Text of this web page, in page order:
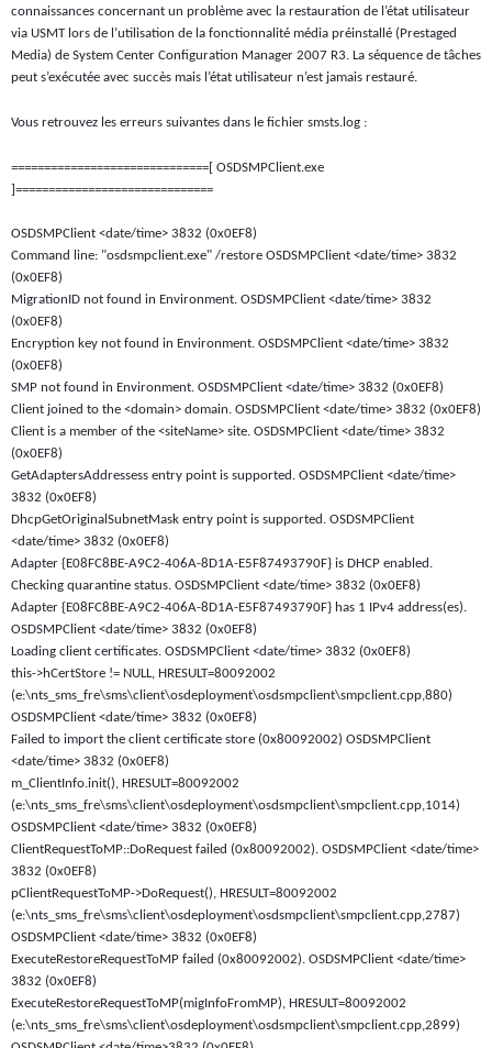
connaissances concernant un problème avec la restauration de l’état utilisateur
via USMT lors de l’utilisation de la fonctionnalité média préinstallé (Prestaged
Media) de System Center Configuration Manager 2007 R3. La séquence de tâches
peut s’exécutée avec succès mais l’état utilisateur n’est jamais restauré.
Vous retrouvez les erreurs suivantes dans le fichier smsts.log :
==============================[ OSDSMPClient.exe
]==============================
OSDSMPClient <date/time> 3832 (0x0EF8)
Command line: "osdsmpclient.exe" /restore OSDSMPClient <date/time> 3832
(0x0EF8)
MigrationID not found in Environment. OSDSMPClient <date/time> 3832
(0x0EF8)
Encryption key not found in Environment. OSDSMPClient <date/time> 3832
(0x0EF8)
SMP not found in Environment. OSDSMPClient <date/time> 3832 (0x0EF8)
Client joined to the <domain> domain. OSDSMPClient <date/time> 3832 (0x0EF8)
Client is a member of the <siteName> site. OSDSMPClient <date/time> 3832
(0x0EF8)
GetAdaptersAddressess entry point is supported. OSDSMPClient <date/time>
3832 (0x0EF8)
DhcpGetOriginalSubnetMask entry point is supported. OSDSMPClient
<date/time> 3832 (0x0EF8)
Adapter {E08FC8BE-A9C2-406A-8D1A-E5F87493790F} is DHCP enabled.
Checking quarantine status. OSDSMPClient <date/time> 3832 (0x0EF8)
Adapter {E08FC8BE-A9C2-406A-8D1A-E5F87493790F} has 1 IPv4 address(es).
OSDSMPClient <date/time> 3832 (0x0EF8)
Loading client certificates. OSDSMPClient <date/time> 3832 (0x0EF8)
this->hCertStore != NULL, HRESULT=80092002
(e:\nts_sms_fre\sms\client\osdeployment\osdsmpclient\smpclient.cpp,880)
OSDSMPClient <date/time> 3832 (0x0EF8)
Failed to import the client certificate store (0x80092002) OSDSMPClient
<date/time> 3832 (0x0EF8)
m_ClientInfo.init(), HRESULT=80092002
(e:\nts_sms_fre\sms\client\osdeployment\osdsmpclient\smpclient.cpp,1014)
OSDSMPClient <date/time> 3832 (0x0EF8)
ClientRequestToMP::DoRequest failed (0x80092002). OSDSMPClient <date/time>
3832 (0x0EF8)
pClientRequestToMP->DoRequest(), HRESULT=80092002
(e:\nts_sms_fre\sms\client\osdeployment\osdsmpclient\smpclient.cpp,2787)
OSDSMPClient <date/time> 3832 (0x0EF8)
ExecuteRestoreRequestToMP failed (0x80092002). OSDSMPClient <date/time>
3832 (0x0EF8)
ExecuteRestoreRequestToMP(migInfoFromMP), HRESULT=80092002
(e:\nts_sms_fre\sms\client\osdeployment\osdsmpclient\smpclient.cpp,2899)